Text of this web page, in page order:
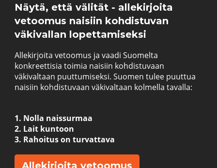
Näytä, että välität - allekirjoita
vetoomus naisiin kohdistuvan
väkivallan lopettamiseksi
Allekirjoita vetoomus ja vaadi Suomelta
konkreettisia toimia naisiin kohdistuvaan
väkivaltaan puuttumiseksi. Suomen tulee puuttua
naisiin kohdistuvaan väkivaltaan kolmella tavalla:
1. Nolla naissurmaa
2. Lait kuntoon
3. Rahoitus on turvattava
Allekirjoita vetoomus